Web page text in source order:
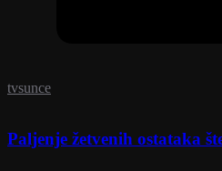
tvsunce
Paljenje žetvenih ostataka